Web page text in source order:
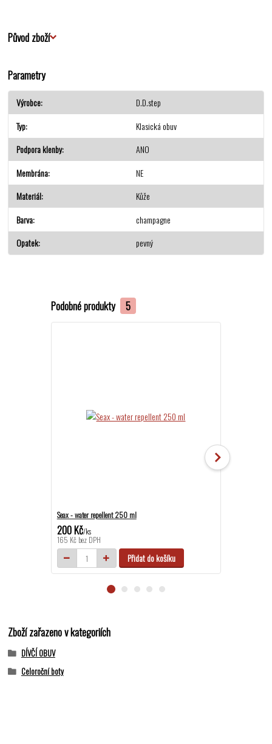
Původ zboží
Parametry
Výrobce
D.D.step
Typ
Klasická obuv
Podpora klenby
ANO
Membrána
NE
Materiál
Kůže
Barva
champagne
Opatek
pevný
Podobné produkty 5
Seax - water repellent 250 ml
200 Kč/ks
165 Kč bez DPH
Přidat do košíku
Zboží zařazeno v kategoriích
DÍVČÍ OBUV
Celoroční boty